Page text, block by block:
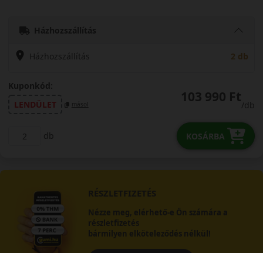
Házhozszállítás
Házhozszállítás 2 db
Kuponkód:
LENDÜLET
másol 103 990 Ft
/db
db KOSÁRBA
RÉSZLETFIZETÉS
Nézze meg, elérhető-e Ön számára a
részletfizetés
bármilyen elköteleződés nélkül!